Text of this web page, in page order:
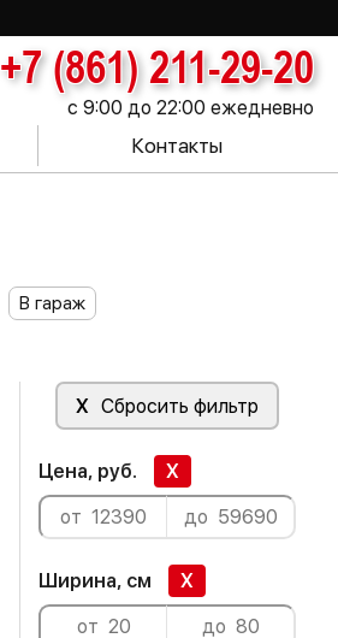
+7 (861) 211-29-20
с 9:00 до 22:00 ежедневно
Контакты
В гараж
X Сбросить фильтр
Цена, руб. X
Ширина, см X